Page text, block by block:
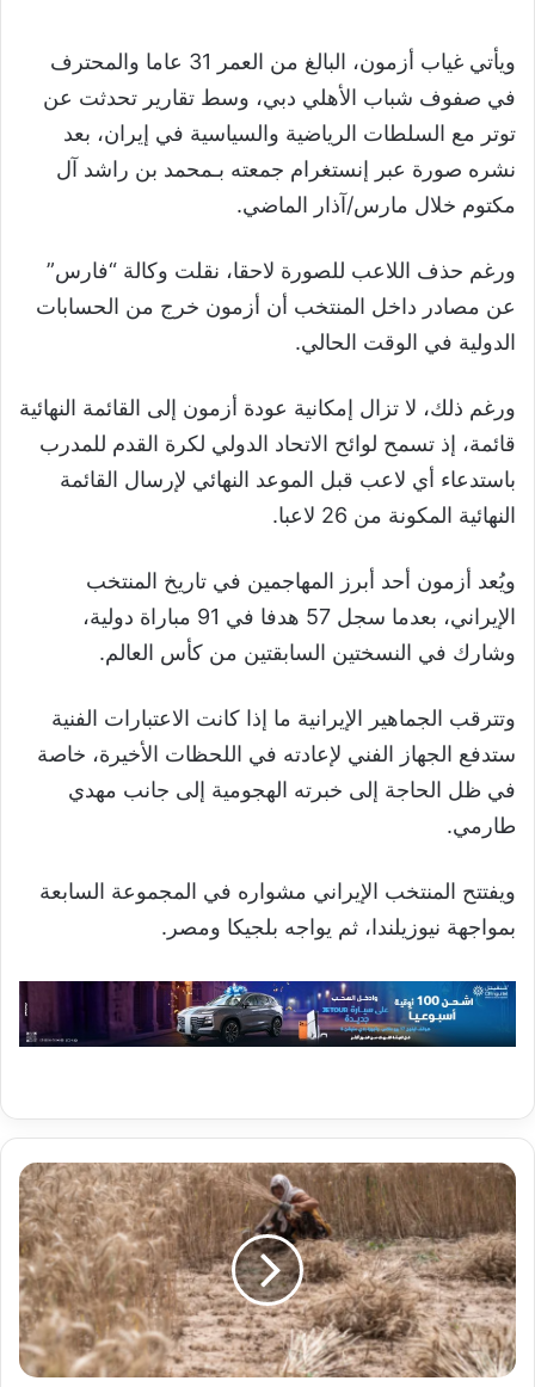
ويأتي غياب أزمون، البالغ من العمر 31 عاما والمحترف
في صفوف شباب الأهلي دبي، وسط تقارير تحدثت عن
توتر مع السلطات الرياضية والسياسية في إيران، بعد
نشره صورة عبر إنستغرام جمعته بـمحمد بن راشد آل
مكتوم خلال مارس/آذار الماضي.
ورغم حذف اللاعب للصورة لاحقا، نقلت وكالة “فارس”
عن مصادر داخل المنتخب أن أزمون خرج من الحسابات
الدولية في الوقت الحالي.
ورغم ذلك، لا تزال إمكانية عودة أزمون إلى القائمة النهائية
قائمة، إذ تسمح لوائح الاتحاد الدولي لكرة القدم للمدرب
باستدعاء أي لاعب قبل الموعد النهائي لإرسال القائمة
النهائية المكونة من 26 لاعبا.
ويُعد أزمون أحد أبرز المهاجمين في تاريخ المنتخب
الإيراني، بعدما سجل 57 هدفا في 91 مباراة دولية،
وشارك في النسختين السابقتين من كأس العالم.
وتترقب الجماهير الإيرانية ما إذا كانت الاعتبارات الفنية
ستدفع الجهاز الفني لإعادته في اللحظات الأخيرة، خاصة
في ظل الحاجة إلى خبرته الهجومية إلى جانب مهدي
طارمي.
ويفتتح المنتخب الإيراني مشواره في المجموعة السابعة
بمواجهة نيوزيلندا، ثم يواجه بلجيكا ومصر.
الهند
تستأنف
تصدير
القمح
لأول
مرة
منذ
4
سنوات